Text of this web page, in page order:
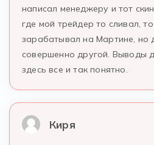
написал менеджеру и тот
где мой трейдер то сливал,
зарабатывал на Мартине, но
совершенно другой. Выводы
здесь все и так понятно.
Киря